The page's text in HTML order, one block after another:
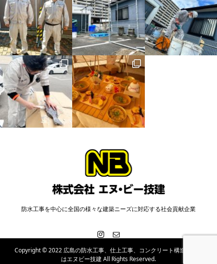
防水工事を中心に全国の様々な建築ニーズに対応する社会貢献企業
Copyright © 2022 広島の防水工事、仕上工事、コンクリート構造物改修
はエヌビー技建 All Rights Reserved.